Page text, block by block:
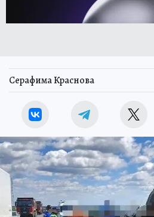
Серафима Краснова